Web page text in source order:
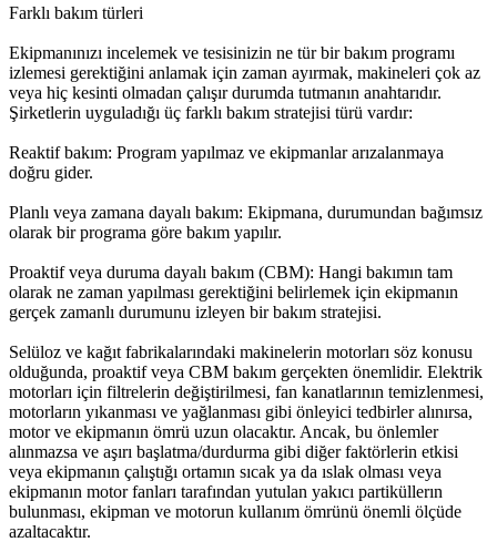
Farklı bakım türleri
Ekipmanınızı incelemek ve tesisinizin ne tür bir bakım programı
izlemesi gerektiğini anlamak için zaman ayırmak, makineleri çok az
veya hiç kesinti olmadan çalışır durumda tutmanın anahtarıdır.
Şirketlerin uyguladığı üç farklı bakım stratejisi türü vardır:
Reaktif bakım: Program yapılmaz ve ekipmanlar arızalanmaya
doğru gider.
Planlı veya zamana dayalı bakım: Ekipmana, durumundan bağımsız
olarak bir programa göre bakım yapılır.
Proaktif veya duruma dayalı bakım (CBM): Hangi bakımın tam
olarak ne zaman yapılması gerektiğini belirlemek için ekipmanın
gerçek zamanlı durumunu izleyen bir bakım stratejisi.
Selüloz ve kağıt fabrikalarındaki makinelerin motorları söz konusu
olduğunda, proaktif veya CBM bakım gerçekten önemlidir. Elektrik
motorları için filtrelerin değiştirilmesi, fan kanatlarının temizlenmesi,
motorların yıkanması ve yağlanması gibi önleyici tedbirler alınırsa,
motor ve ekipmanın ömrü uzun olacaktır. Ancak, bu önlemler
alınmazsa ve aşırı başlatma/durdurma gibi diğer faktörlerin etkisi
veya ekipmanın çalıştığı ortamın sıcak ya da ıslak olması veya
ekipmanın motor fanları tarafından yutulan yakıcı partiküllerın
bulunması, ekipman ve motorun kullanım ömrünü önemli ölçüde
azaltacaktır.